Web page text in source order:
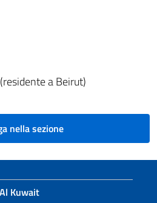
a Beirut)
nella sezione
Kuwait